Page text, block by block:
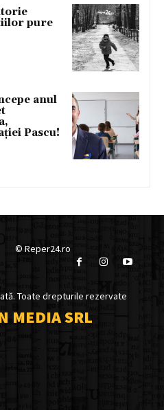
pure
anul
Pascu!
© Reper24.ro
Toate drepturile rezervate
MEDIA SRL